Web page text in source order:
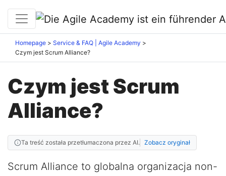
Homepage
Service & FAQ | Agile Academy
Czym jest Scrum Alliance?
Czym jest Scrum
Alliance?
Ta treść została przetłumaczona przez AI. Zobacz oryginał
Scrum Alliance to globalna organizacja non-